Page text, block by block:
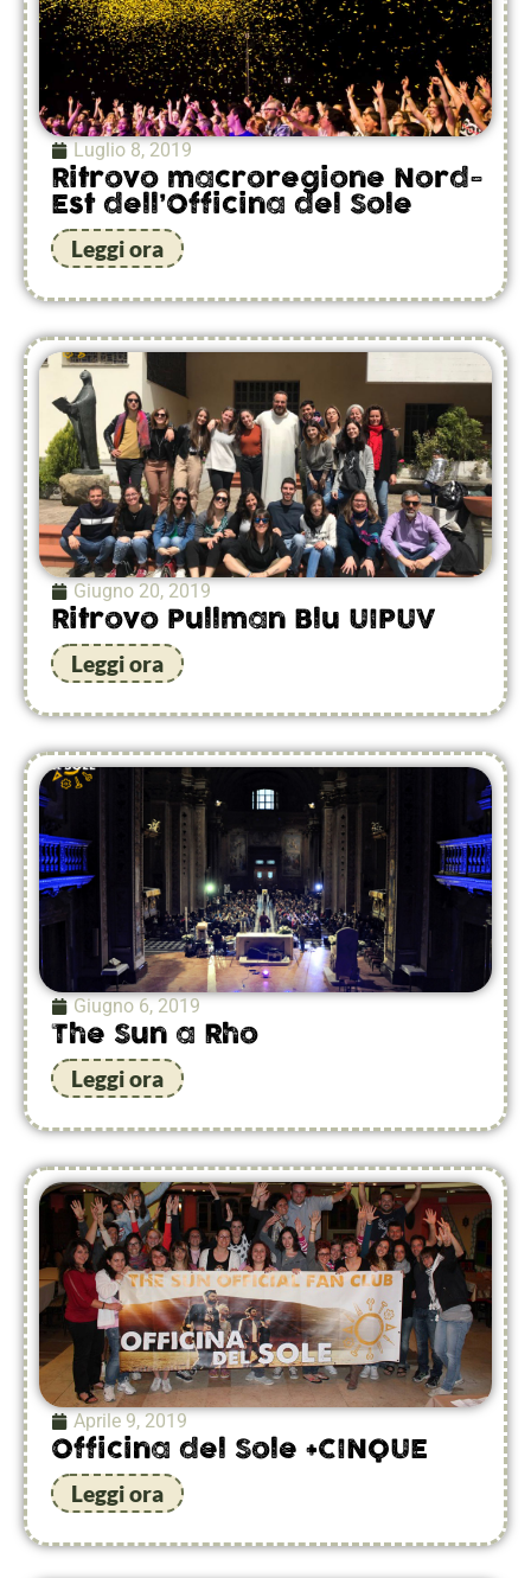
Luglio 8, 2019
Ritrovo macroregione Nord-
Est dell’Officina del Sole
Leggi ora
Giugno 20, 2019
Ritrovo Pullman Blu UIPUV
Leggi ora
Giugno 6, 2019
The Sun a Rho
Leggi ora
Aprile 9, 2019
Officina del Sole +CINQUE
Leggi ora